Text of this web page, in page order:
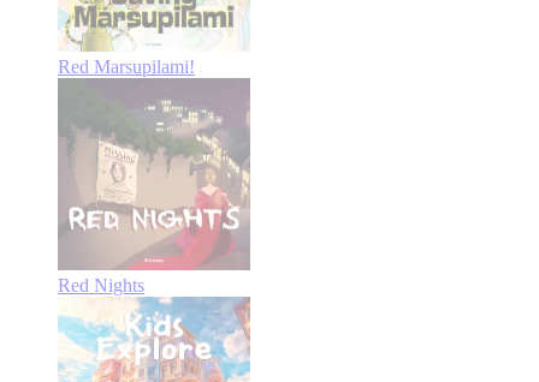
Red Marsupilami!
Red Nights